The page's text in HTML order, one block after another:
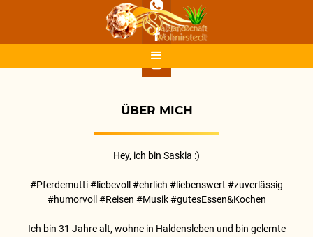
ÜBER MICH
Hey, ich bin Saskia :)
#Pferdemutti #liebevoll #ehrlich #liebenswert #zuverlässig
#humorvoll #Reisen #Musik #gutesEssen&Kochen
Ich bin 31 Jahre alt, wohne in Haldensleben und bin gelernte